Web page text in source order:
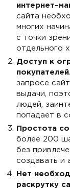
интернет-
сайта
многих
с точки
отдельного
Доступ к
запросе
выдачи,
людей,
попадает в
Простота
более 200
без
создавать и
Нет
раскрутку